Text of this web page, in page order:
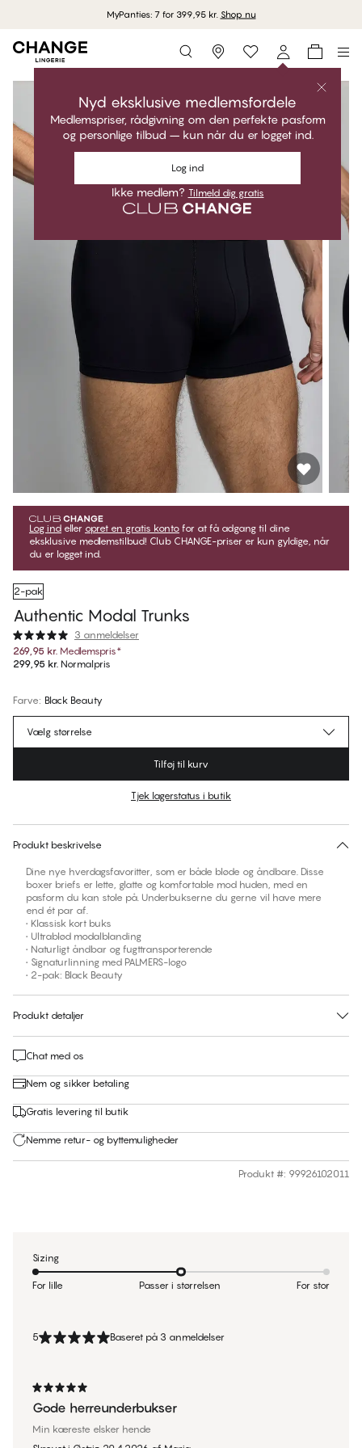
MyPanties: 7 for 399,95 kr. Shop nu
Storefinder
Nyd eksklusive medlemsfordele
Medlemspriser, rådgivning om den perfekte pasform
og personlige tilbud – kun når du er logget ind.
Log ind
Ikke medlem? Tilmeld dig gratis
Log ind eller opret en gratis konto for at få adgang til dine
eksklusive medlemstilbud! Club CHANGE-priser er kun gyldige, når
du er logget ind.
2-pak
Authentic Modal Trunks
3 anmeldelser
269,95 kr. Medlemspris*
299,95 kr. Normalpris
Farve: Black Beauty
Ingen foreslåede størrelse for dette item
Vælg størrelse
Tilføj til kurv
Tjek lagerstatus i butik
Produkt beskrivelse
Dine nye hverdagsfavoritter, som er både bløde og åndbare. Disse
boxer briefs er lette, glatte og komfortable mod huden, med en
pasform du kan stole på. Underbukserne du gerne vil have mere
end ét par af.
• Klassisk kort buks
• Ultrablød modalblanding
• Naturligt åndbar og fugttransporterende
• Signaturlinning med PALMERS-logo
• 2-pak: Black Beauty
Produkt detaljer
Chat med os
Nem og sikker betaling
Gratis levering til butik
Nemme retur- og byttemuligheder
Produkt #: 99926102011
5 Baseret på 3 anmeldelser
Gode herreunderbukser
Min kæreste elsker hende
Sizing
For lille Passer i størrelsen For stor